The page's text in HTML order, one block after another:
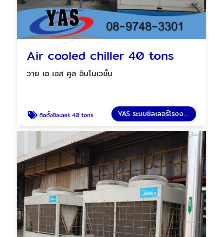
Air cooled chiller 40 tons
วาย เอ เอส คูล อินโนเวชั่น
ติดตั้งชิลเลอร์ 40 tons YAS ระบบชิลเลอร์โรงงาน